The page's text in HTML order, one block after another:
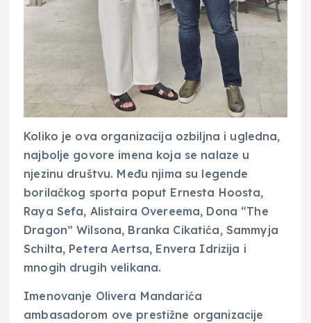
Koliko je ova organizacija ozbiljna i ugledna,
najbolje govore imena koja se nalaze u
njezinu društvu. Među njima su legende
borilačkog sporta poput Ernesta Hoosta,
Raya Sefa, Alistaira Overeema, Dona “The
Dragon” Wilsona, Branka Cikatića, Sammyja
Schilta, Petera Aertsa, Envera Idrizija i
mnogih drugih velikana.
Imenovanje Olivera Mandarića
ambasadorom ove prestižne organizacije